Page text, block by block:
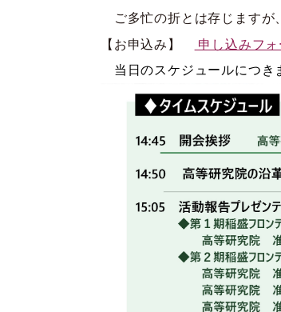
ご多忙の折とは存じますが
【お申込み】
申し込みフォ
当日のスケジュールにつき